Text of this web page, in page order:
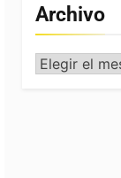
Archivo
Archivo